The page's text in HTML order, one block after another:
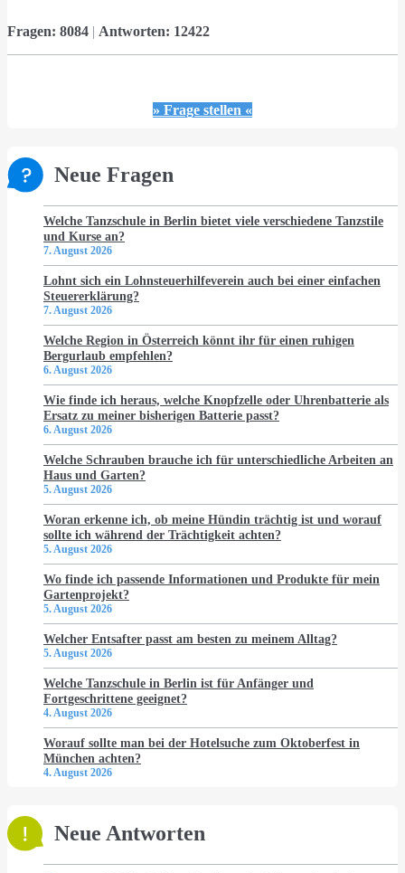
Fragen: 8084 | Antworten: 12422
» Frage stellen «
Neue Fragen
Welche Tanzschule in Berlin bietet viele verschiedene Tanzstile
und Kurse an?
7. August 2026
Lohnt sich ein Lohnsteuerhilfeverein auch bei einer einfachen
Steuererklärung?
7. August 2026
Welche Region in Österreich könnt ihr für einen ruhigen
Bergurlaub empfehlen?
6. August 2026
Wie finde ich heraus, welche Knopfzelle oder Uhrenbatterie als
Ersatz zu meiner bisherigen Batterie passt?
6. August 2026
Welche Schrauben brauche ich für unterschiedliche Arbeiten an
Haus und Garten?
5. August 2026
Woran erkenne ich, ob meine Hündin trächtig ist und worauf
sollte ich während der Trächtigkeit achten?
5. August 2026
Wo finde ich passende Informationen und Produkte für mein
Gartenprojekt?
5. August 2026
Welcher Entsafter passt am besten zu meinem Alltag?
5. August 2026
Welche Tanzschule in Berlin ist für Anfänger und
Fortgeschrittene geeignet?
4. August 2026
Worauf sollte man bei der Hotelsuche zum Oktoberfest in
München achten?
4. August 2026
Neue Antworten